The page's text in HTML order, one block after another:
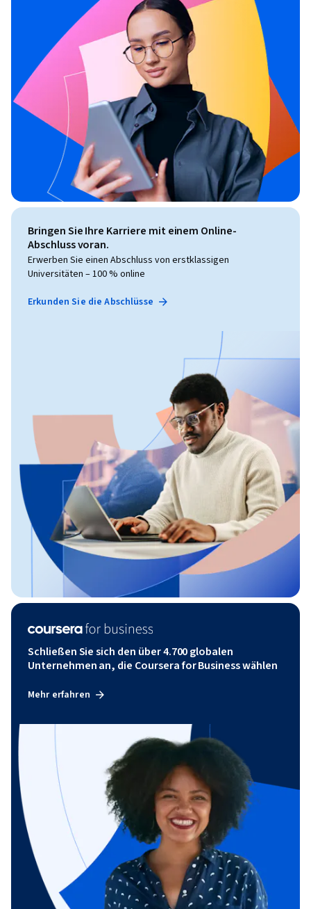
Bringen Sie Ihre Karriere mit einem Online-
Abschluss voran.
Erwerben Sie einen Abschluss von erstklassigen
Universitäten – 100 % online
Erkunden Sie die Abschlüsse
Schließen Sie sich den über 4.700 globalen
Unternehmen an, die Coursera for Business wählen
Mehr erfahren